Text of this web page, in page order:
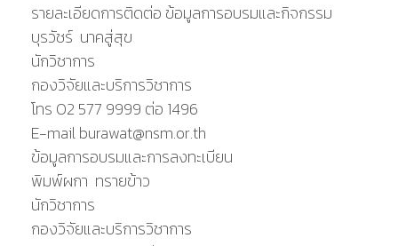
รายละเอียดการติดต่อ ข้อมูลการอบรมและกิจกรรม
บุรวัชร์ นาคสู่สุข
นักวิชาการ
กองวิจัยและบริการวิชาการ
โทร 02 577 9999 ต่อ 1496
E-mail burawat@nsm.or.th
ข้อมูลการอบรมและการลงทะเบียน
พิมพ์ผกา ทรายข้าว
นักวิชาการ
กองวิจัยและบริการวิชาการ